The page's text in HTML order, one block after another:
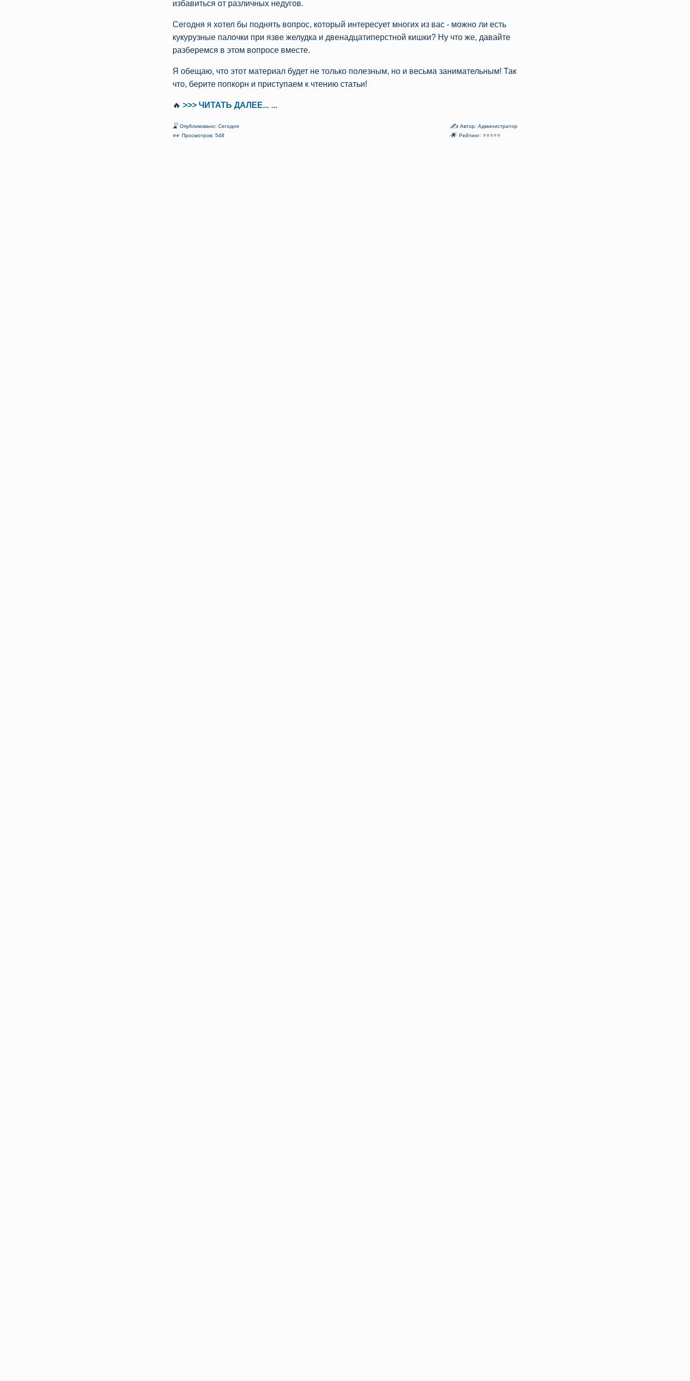
избавиться от различных недугов.
Сегодня я хотел бы поднять вопрос, который интересует многих из вас - можно ли есть
кукурузные палочки при язве желудка и двенадцатиперстной кишки? Ну что же, давайте
разберемся в этом вопросе вместе.
Я обещаю, что этот материал будет не только полезным, но и весьма занимательным! Так
что, берите попкорн и приступаем к чтению статьи!
🔥 >>> ЧИТАТЬ ДАЛЕЕ... ...
⌛ Опубликовано: Сегодня
👀 Просмотров: 548
✍ Автор: Администратор
🌟 Рейтинг: ⭐⭐⭐⭐⭐